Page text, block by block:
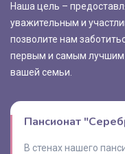
Наша цель –
уважительным и
позволите нам
первым и самым лучшим
вашей семьи.
Пансионат
В стенах нашего